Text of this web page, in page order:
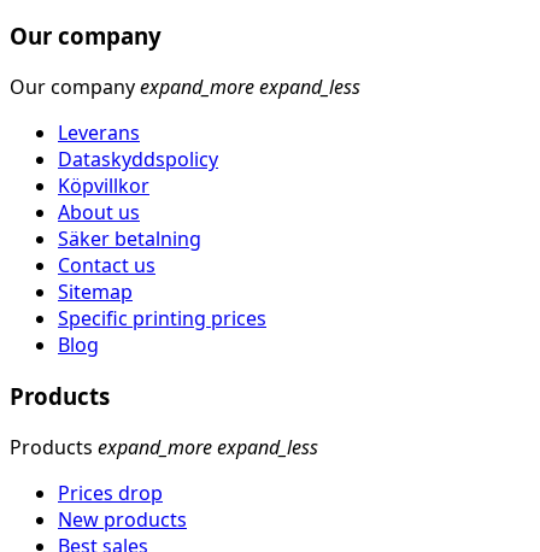
Our company
Our companyexpand_moreexpand_less
Leverans
Dataskyddspolicy
Köpvillkor
About us
Säker betalning
Contact us
Sitemap
Specific printing prices
Blog
Products
Products expand_moreexpand_less
Prices drop
New products
Best sales